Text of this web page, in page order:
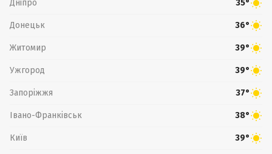
Дніпро 35°
Донецьк 36°
Житомир 39°
Ужгород 39°
Запоріжжя 37°
Івано-Франківськ 38°
Київ 39°